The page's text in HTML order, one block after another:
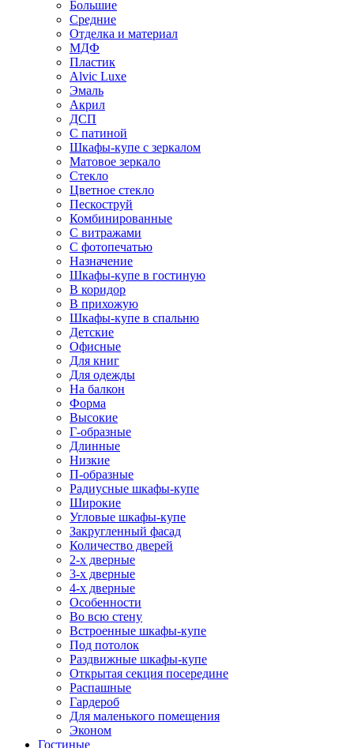
Большие
Средние
Отделка и материал
МДФ
Пластик
Alvic Luxe
Эмаль
Акрил
ДСП
С патиной
Шкафы-купе с зеркалом
Матовое зеркало
Стекло
Цветное стекло
Пескоструй
Комбинированные
С витражами
С фотопечатью
Назначение
Шкафы-купе в гостиную
В коридор
В прихожую
Шкафы-купе в спальню
Детские
Офисные
Для книг
Для одежды
На балкон
Форма
Высокие
Г-образные
Длинные
Низкие
П-образные
Радиусные шкафы-купе
Широкие
Угловые шкафы-купе
Закругленный фасад
Количество дверей
2-х дверные
3-х дверные
4-х дверные
Особенности
Во всю стену
Встроенные шкафы-купе
Под потолок
Раздвижные шкафы-купе
Открытая секция посередине
Распашные
Гардероб
Для маленького помещения
Эконом
Гостиные